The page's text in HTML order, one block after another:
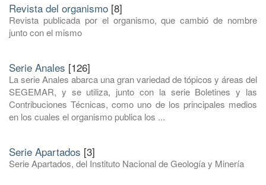
Revista del organismo [8]
Revista publicada por el organismo, que cambió de nombre
junto con el mismo
Serie Anales [126]
La serie Anales abarca una gran variedad de tópicos y áreas del
SEGEMAR, y se utiliza, junto con la serie Boletines y las
Contribuciones Técnicas, como uno de los principales medios
en los cuales el organismo publica los ...
Serie Apartados [3]
Serie Apartados, del Instituto Nacional de Geología y Minería